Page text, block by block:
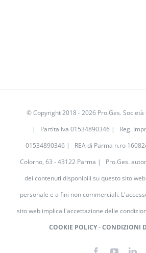
© Copyright 2018 -2026 Pro.Ges.
| Partita Iva 01534890346 | Reg.
01534890346 | REA di Parma n.ro
Colorno, 63 - 43122 Parma | Pro.Ges.
dei contenuti disponibili su questo sito
personale e a fini non commerciali.
sito web implica l'accettazione delle
COOKIE POLICY-CONDIZIONI
FacebookYouTube